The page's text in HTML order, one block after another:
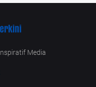
Media